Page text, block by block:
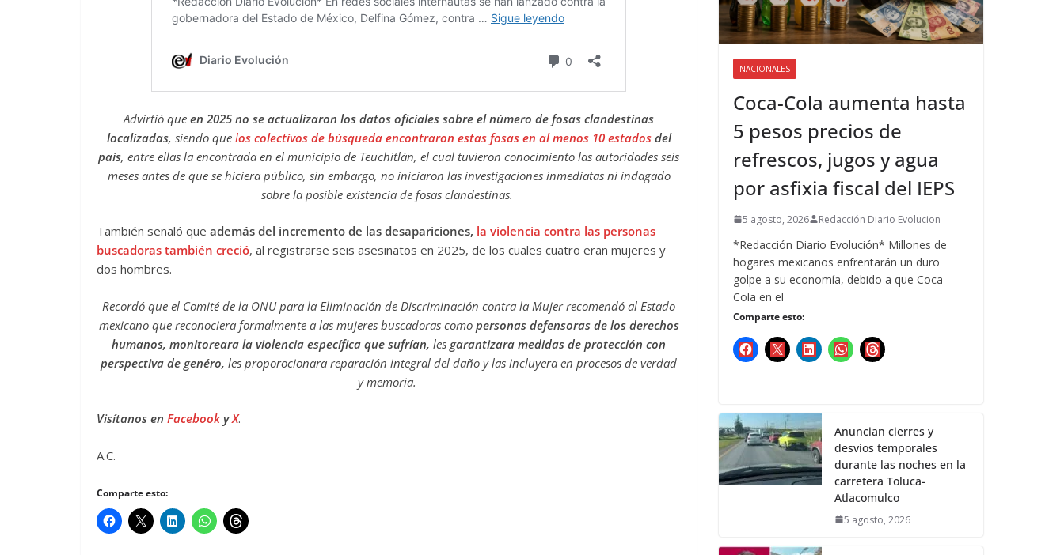
Advirtió queen 2025 no se actualizaron los datos oficiales sobre el número de fosas clandestinas
localizadas, siendo que los colectivos de búsqueda encontraron estas fosas en al menos 10 estados del
país, entre ellas la encontrada en el municipio de Teuchitlán, el cual tuvieron conocimiento las autoridades seis
meses antes de que se hiciera público, sin embargo, no iniciaron las investigaciones inmediatas ni indagado
sobre la posible existencia de fosas clandestinas.
También señaló que además del incremento de las desapariciones, la violencia contra las personas
buscadoras también creció, al registrarse seis asesinatos en 2025, de los cuales cuatro eran mujeres y
dos hombres.
Recordó que el Comité de la ONU para la Eliminación de Discriminación contra la Mujer recomendó al Estado
mexicano que reconociera formalmente a las mujeres buscadoras como personas defensoras de los derechos
humanos, monitoreara la violencia específica que sufrían, les garantizara medidas de protección con
perspectiva de genéro,les proporocionara reparación integral del daño y las incluyera en procesos de verdad
y memoria.
Visítanos en FacebookyX.
A.C.
Comparte esto:
NACIONALES
Coca-Cola aumenta hasta
5 pesos precios de
refrescos, jugos y agua
por asfixia fiscal del IEPS
5 agosto, 2026 Redacción Diario Evolucion
*Redacción Diario Evolución* Millones de
hogares mexicanos enfrentarán un duro
golpe a su economía, debido a que Coca-
Cola en el
Comparte esto:
Anuncian cierres y
desvíos temporales
durante las noches en la
carretera Toluca-
Atlacomulco
5 agosto, 2026